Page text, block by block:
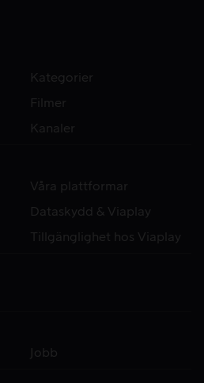
Kategorier
Filmer
Kanaler
Våra plattformar
Dataskydd & Viaplay
Tillgänglighet hos Viaplay
Jobb